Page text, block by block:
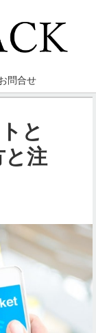
問合せ
と
と注